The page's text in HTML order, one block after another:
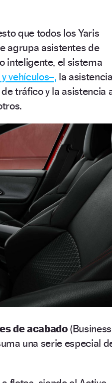
que todos los Yaris
agrupa asistentes de
inteligente, el sistema
vehículos–, la
tráfico y la asistencia
de acabado(Business
una serie especial